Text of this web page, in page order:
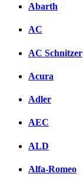
Abarth
AC
AC Schnitzer
Acura
Adler
AEC
ALD
Alfa-Romeo